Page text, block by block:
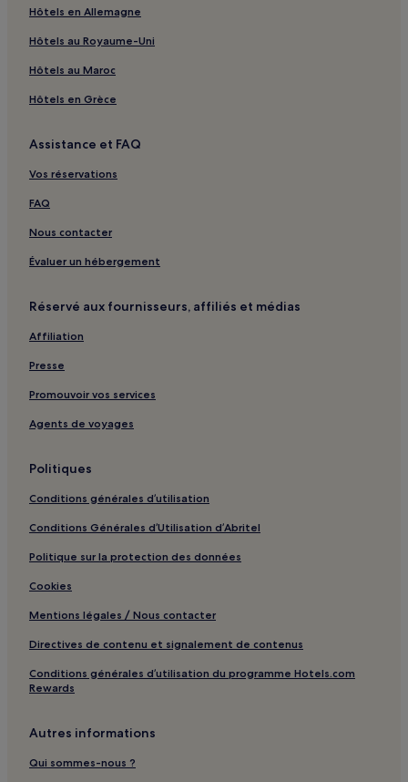
Hôtels en Allemagne
Hôtels au Royaume-Uni
Hôtels au Maroc
Hôtels en Grèce
Assistance et FAQ
Vos réservations
FAQ
Nous contacter
Évaluer un hébergement
Réservé aux fournisseurs, affiliés et médias
Affiliation
Presse
Promouvoir vos services
Agents de voyages
Politiques
Conditions générales d’utilisation
Conditions Générales d’Utilisation d’Abritel
Politique sur la protection des données
Cookies
Mentions légales / Nous contacter
Directives de contenu et signalement de contenus
Conditions générales d’utilisation du programme Hotels.com
Rewards
Autres informations
Qui sommes-nous ?